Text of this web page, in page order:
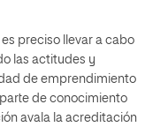
preciso llevar a cabo
las actitudes y
de emprendimiento
de conocimiento
avala la acreditación